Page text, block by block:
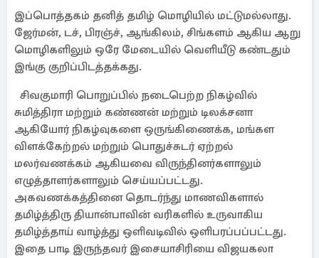
இப்பொத்தகம் தனித் தமிழ் மொழியில் மட்டுமல்லாது.
ஜேர்மன், டச், பிரஞ்ச், ஆங்கிலம், சிங்களம் ஆகிய ஆறு
மொழிகளிலும் ஒரே மேடையில் வெளியீடு கண்டதும்
இங்கு குறிப்பிடத்தக்கது.
சிவகுமாரி பொறுப்பில் நடைபெற்ற நிகழ்வில்
சுமித்திரா மற்றும் கண்ணன் மற்றும் டிலக்சனா
ஆகியோர் நிகழ்வுகளை ஒருங்கிணைக்க, மங்கள
விளக்கேற்றல் மற்றும் பொதுச்சுடர் ஏற்றல்
மலர்வணக்கம் ஆகியவை விருந்தினர்களாலும்
எழுத்தாளர்களாலும் செய்யப்பட்டது.
அகவணக்கத்தினை தொடர்ந்து மாணவிகளால்
தமிழ்த்திரு தியான்பாவின் வரிகளில் உருவாகிய
தமிழ்த்தாய் வாழ்த்து ஒளிவடிவில் ஒளிபரப்பப்பட்டது.
இதை பாடி இருந்தவர் இசையாசிரியை விஜயகலா